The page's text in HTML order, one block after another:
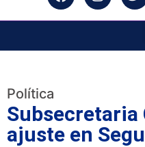
Política
ajuste en